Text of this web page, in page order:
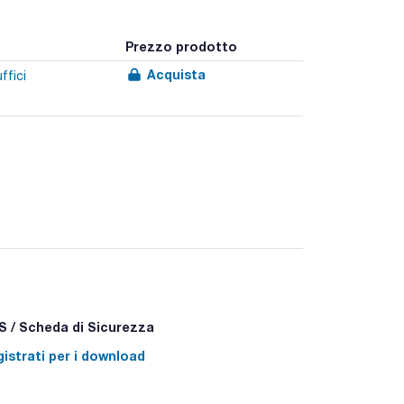
Prezzo prodotto
Acquista
/ Scheda di Sicurezza
per i download